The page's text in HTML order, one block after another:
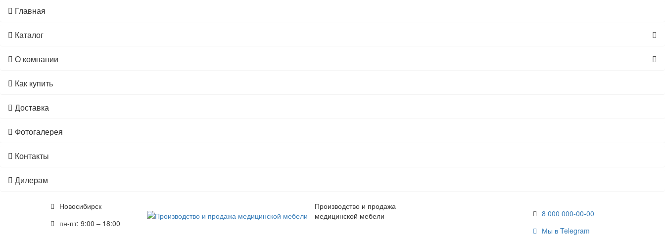
Главная
Каталог
О компании
Как купить
Доставка
Фотогалерея
Контакты
Дилерам
Новосибирск
пн-пт: 9:00 – 18:00
8 000 000-00-00
Мы в Telegram
Производство и продажа
медицинской мебели